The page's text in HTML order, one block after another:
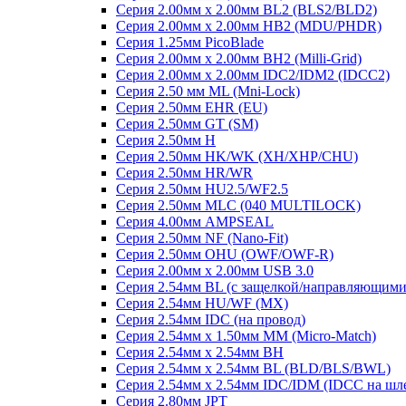
Серия 2.00мм x 2.00мм BL2 (BLS2/BLD2)
Серия 2.00мм x 2.00мм HB2 (MDU/PHDR)
Серия 1.25мм PicoBlade
Серия 2.00мм х 2.00мм BH2 (Milli-Grid)
Серия 2.00мм х 2.00мм IDC2/IDM2 (IDCC2)
Серия 2.50 мм ML (Mni-Lock)
Серия 2.50мм EHR (EU)
Серия 2.50мм GT (SM)
Серия 2.50мм H
Серия 2.50мм HK/WK (XH/XHP/CHU)
Серия 2.50мм HR/WR
Серия 2.50мм HU2.5/WF2.5
Серия 2.50мм MLC (040 MULTILOCK)
Серия 4.00мм AMPSEAL
Серия 2.50мм NF (Nano-Fit)
Серия 2.50мм OHU (OWF/OWF-R)
Серия 2.00мм x 2.00мм USB 3.0
Серия 2.54мм BL (с защелкой/
Серия 2.54мм HU/WF (MX)
Серия 2.54мм IDC (на провод)
Серия 2.54мм х 1.50мм MM (Micro-Match)
Серия 2.54мм х 2.54мм BH
Серия 2.54мм х 2.54мм BL (BLD/BLS/BWL)
Серия 2.54мм х 2.54мм IDC/IDM (IDCC на
Серия 2.80мм JPT